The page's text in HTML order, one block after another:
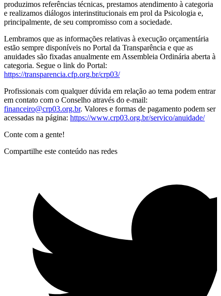
produzimos referências técnicas, prestamos atendimento à categoria
e realizamos diálogos interinstitucionais em prol da Psicologia e,
principalmente, de seu compromisso com a sociedade.
Lembramos que as informações relativas à execução orçamentária
estão sempre disponíveis no Portal da Transparência e que as
anuidades são fixadas anualmente em Assembleia Ordinária aberta à
categoria. Segue o link do Portal:
https://transparencia.cfp.org.br/crp03/
Profissionais com qualquer dúvida em relação ao tema podem entrar
em contato com o Conselho através do e-mail:
financeiro@crp03.org.br. Valores e formas de pagamento podem ser
acessadas na página: https://www.crp03.org.br/servico/anuidade/
Conte com a gente!
Compartilhe este conteúdo nas redes